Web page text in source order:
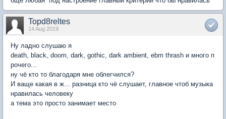
Topd8reltes
14 Aug 2019
Ну ладно слушаю я
death, black, doom, dark, gothic, dark ambient, ebm thrash и много п
рочего...
ну чё кто то благодаря мне облегчился?
И ваще какая в ж... разница кто чё слушает, главное чтоб музыка
нравилась человеку
а тема это просто занимает место